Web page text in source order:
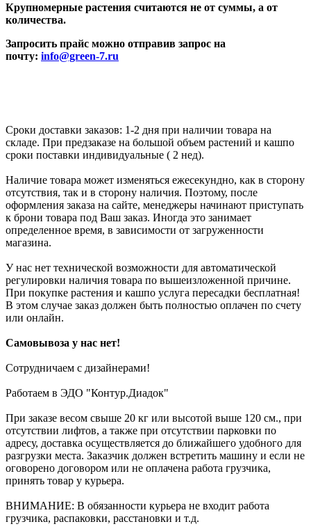
Крупномерные растения считаются не от суммы, а от
количества.
Запросить прайс можно отправив запрос на
почту: info@green-7.ru
Сроки доставки заказов: 1-2 дня при наличии товара на
складе. При предзаказе на большой объем растений и кашпо
сроки поставки индивидуальные ( 2 нед).
Наличие товара может изменяться ежесекундно, как в сторону
отсутствия, так и в сторону наличия. Поэтому, после
оформления заказа на сайте, менеджеры начинают приступать
к брони товара под Ваш заказ. Иногда это занимает
определенное время, в зависимости от загруженности
магазина.
У нас нет технической возможности для автоматической
регулировки наличия товара по вышеизложенной причине.
При покупке растения и кашпо услуга пересадки бесплатная!
В этом случае заказ должен быть полностью оплачен по счету
или онлайн.
Самовывоза у нас нет!
Сотрудничаем с дизайнерами!
Работаем в ЭДО "Контур.Диадок"
При заказе весом свыше 20 кг или высотой выше 120 см., при
отсутствии лифтов, а также при отсутствии парковки по
адресу, доставка осуществляется до ближайшего удобного для
разгрузки места. Заказчик должен встретить машину и если не
оговорено договором или не оплачена работа грузчика,
принять товар у курьера.
ВНИМАНИЕ: В обязанности курьера не входит работа
грузчика, распаковки, расстановки и т.д.